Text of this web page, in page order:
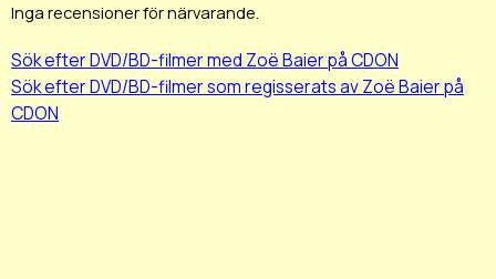
Inga recensioner för närvarande.
Sök efter DVD/BD-filmer med Zoë Baier på CDON
Sök efter DVD/BD-filmer som regisserats av Zoë Baier på
CDON